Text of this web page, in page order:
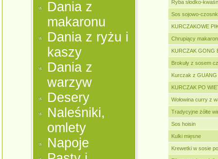
Dania z
makaronu
Dania z ryżu i
kaszy
Dania z
warzyw
Desery
Naleśniki,
omlety
Napoje
Ryba słodko-
Sos sojowo-
KURCZAKOWE
Chrupiący
KURCZAK GONG
Brokuły z sosem
Kurczak z
KURCZAK PO
Wołowina curry z
Tradycyjne żółte
Sos hoisin
Kulki mięsne
Krewetki w sosie